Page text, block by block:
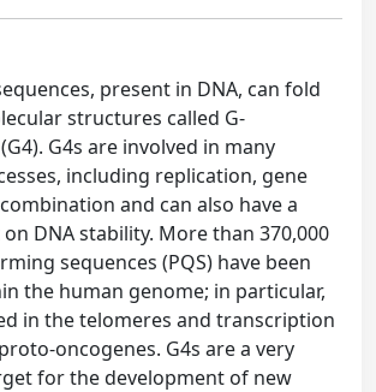
present in DNA, can fold
structures called G-
G4s are involved in many
including replication, gene
and can also have a
DNA stability. More than 370,000
sequences (PQS) have been
the human genome; in particular,
in the telomeres and transcription
oncogenes. G4s are a very
for the development of new